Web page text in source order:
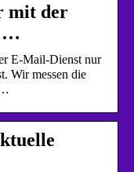
mit der
…
E-Mail-Dienst nur
Wir messen die
…